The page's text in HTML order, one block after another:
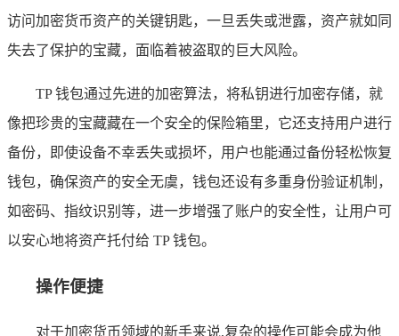
访问加密货币资产的关键钥匙，一旦丢失或泄露，资产就如同
失去了保护的宝藏，面临着被盗取的巨大风险。
TP 钱包通过先进的加密算法，将私钥进行加密存储，就
像把珍贵的宝藏藏在一个安全的保险箱里，它还支持用户进行
备份，即使设备不幸丢失或损坏，用户也能通过备份轻松恢复
钱包，确保资产的安全无虞，钱包还设有多重身份验证机制，
如密码、指纹识别等，进一步增强了账户的安全性，让用户可
以安心地将资产托付给 TP 钱包。
操作便捷
对于加密货币领域的新手来说,复杂的操作可能会成为他